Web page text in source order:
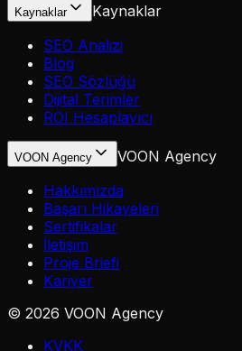
Kaynaklar
Kaynaklar
SEO Analizi
Blog
SEO Sözlüğü
Dijital Terimler
ROI Hesaplayıcı
VOON Agency
VOON Agency
Hakkımızda
Başarı Hikayeleri
Sertifikalar
İletişim
Proje Briefi
Kariyer
© 2026 VOON Agency
KVKK